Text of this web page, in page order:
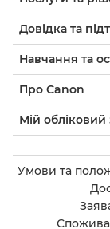
Довідка та
Навчання та
Про Canon
Мій обліковий
Умови та